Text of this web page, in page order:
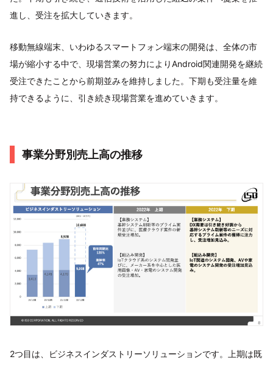
進し、受注を拡大していきます。
移動無線端末、いわゆるスマートフォン端末の開発は、全体の市
場が縮小する中で、現場営業の努力によりAndroid関連開発を継続
受注できたことから前期並みを維持しました。下期も受注量を維
持できるように、引き続き現場営業を進めていきます。
事業分野別売上高の推移
2つ目は、ビジネスインダストリーソリューションです。上期は既